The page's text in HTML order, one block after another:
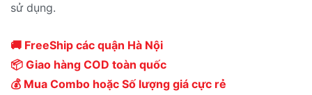
sử dụng.
🚚 FreeShip các quận Hà Nội
📦 Giao hàng COD toàn quốc
💰 Mua Combo hoặc Số lượng giá cực rẻ